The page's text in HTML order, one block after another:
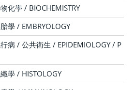
化學 / BIOCHEMISTRY
學 / EMBRYOLOGY
病 / 公共衛生 / EPIDEMIOLOGY / P
學 / HISTOLOGY